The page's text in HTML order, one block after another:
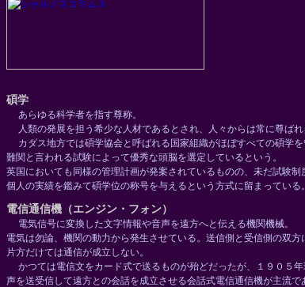
碩学
あらゆる科学者を指す尊称。
人類の発展を担う希少な人材であるとされ、人々からは常に尊ばれ
カダス地方では碩学協会と呼ばれる国家組織がほぼすべての碩学を
難関と言われる試験によって優秀な頭脳を選定しているという。
英国においても同様の管理計画が発案されているものの、未だ試験制
個人の実績を鑑みて碩学位の称号を与えるという方式に留まっている。
電信通信機（エンジン・フォン）
電気信号に変換した文字情報や音声を遠方へと伝える機関機械。
電気は勿論、機関の動力から発生させている。送信側と受信側の双方
片方だけては通信が成立しない。
かつては電信文をカード式で送るものが殆どだったが、１９０５年
声を送受信して遠方との会話を成立させる会話式電信通信機が主流で